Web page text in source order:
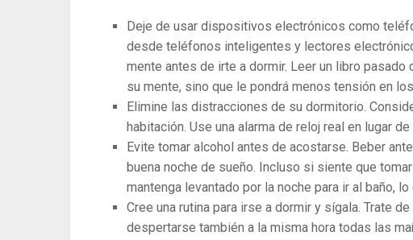
Deje de usar dispositivos electrónicos como
desde teléfonos inteligentes y lectores
mente antes de irte a dormir. Leer un libro
su mente, sino que le pondrá menos tensión en
Elimine las distracciones de su dormitorio.
habitación. Use una alarma de reloj real en lugar
Evite tomar alcohol antes de acostarse. Beber
buena noche de sueño. Incluso si siente que
mantenga levantado por la noche para ir al baño,
Cree una rutina para irse a dormir y sígala. Trate
despertarse también a la misma hora todas las